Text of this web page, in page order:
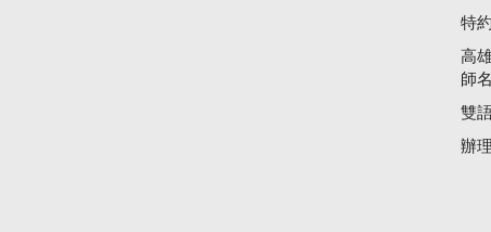
特
高
師
雙
辦